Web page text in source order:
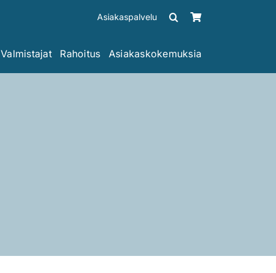
Asiakaspalvelu
Valmistajat Rahoitus Asiakaskokemuksia